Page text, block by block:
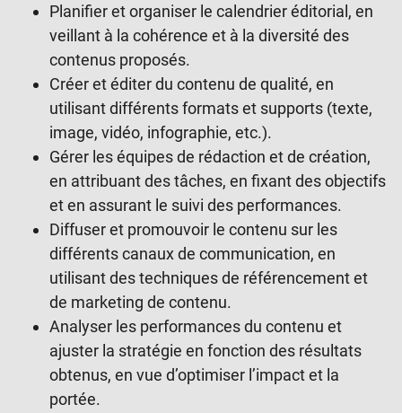
Planifier et organiser le calendrier éditorial, en
veillant à la cohérence et à la diversité des
contenus proposés.
Créer et éditer du contenu de qualité, en
utilisant différents formats et supports (texte,
image, vidéo, infographie, etc.).
Gérer les équipes de rédaction et de création,
en attribuant des tâches, en fixant des objectifs
et en assurant le suivi des performances.
Diffuser et promouvoir le contenu sur les
différents canaux de communication, en
utilisant des techniques de référencement et
de marketing de contenu.
Analyser les performances du contenu et
ajuster la stratégie en fonction des résultats
obtenus, en vue d’optimiser l’impact et la
portée.